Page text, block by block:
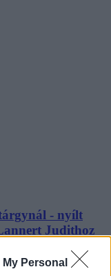
Personal
- nyílt
Judithoz
és az óraszámok is
fejlesztésében